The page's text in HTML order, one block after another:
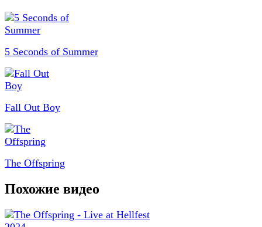
5 Seconds of Summer
Fall Out Boy
The Offspring
Похожие видео